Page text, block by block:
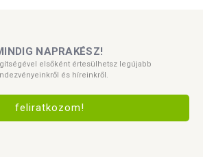
NAPRAKÉSZ!
elsőként értesülhetsz legújabb
és híreinkről.
feliratkozom!